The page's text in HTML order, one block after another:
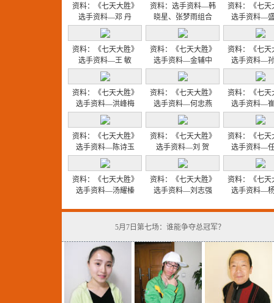
资料：《七天大胜》
选手资料—邓 丹
资料：选手资料—韩
晓星、张梦雨组合
资料：《七天
选手资料—
资料：《七天大胜》
选手资料—王 敏
资料：《七天大胜》
选手资料—金辅中
资料：《七天
选手资料—
资料：《七天大胜》
选手资料—洪峰梅
资料：《七天大胜》
选手资料—何忠燕
资料：《七天
选手资料—
资料：《七天大胜》
选手资料—陈诗玉
资料：《七天大胜》
选手资料—刘 贺
资料：《七天
选手资料—
资料：《七天大胜》
选手资料—汤耀榛
资料：《七天大胜》
选手资料—刘志强
资料：《七天
选手资料—
5月7日第七场：谁能争夺总冠军？